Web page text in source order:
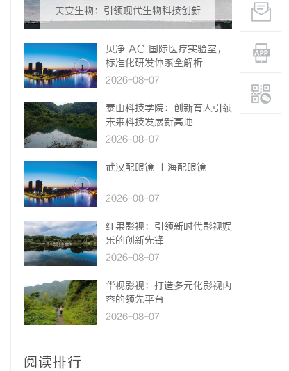
天安生物：引领现代生物科技创新
发展的先锋企业
贝净 AC 国际医疗实验室，
标准化研发体系全解析
2026-08-07
泰山科技学院：创新育人引领
未来科技发展新高地
2026-08-07
武汉配眼镜 上海配眼镜
2026-08-07
红果影视：引领新时代影视娱
乐的创新先锋
2026-08-07
华视影视：打造多元化影视内
容的领先平台
2026-08-07
阅读排行